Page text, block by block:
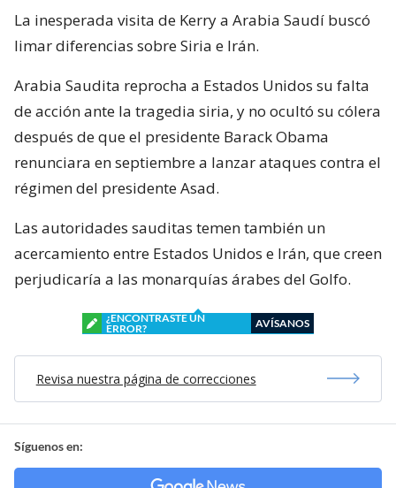
La inesperada visita de Kerry a Arabia Saudí buscó
limar diferencias sobre Siria e Irán.
Arabia Saudita reprocha a Estados Unidos su falta
de acción ante la tragedia siria, y no ocultó su cólera
después de que el presidente Barack Obama
renunciara en septiembre a lanzar ataques contra el
régimen del presidente Asad.
Las autoridades sauditas temen también un
acercamiento entre Estados Unidos e Irán, que creen
perjudicaría a las monarquías árabes del Golfo.
¿ENCONTRASTE UN
ERROR?
AVÍSANOS
Revisa nuestra página de correcciones
Síguenos en: